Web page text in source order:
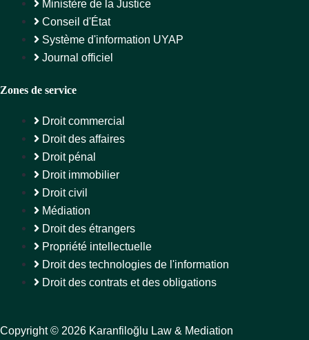
Ministère de la Justice
Conseil d'État
Système d'information UYAP
Journal officiel
Zones de service
Droit commercial
Droit des affaires
Droit pénal
Droit immobilier
Droit civil
Médiation
Droit des étrangers
Propriété intellectuelle
Droit des technologies de l'information
Droit des contrats et des obligations
Copyright © 2026 Karanfiloğlu Law & Mediation